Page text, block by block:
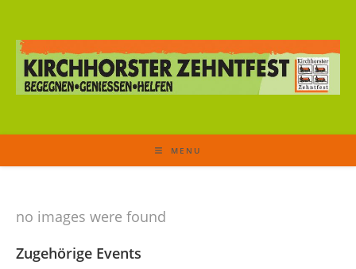
MENU
no images were found
Zugehörige Events